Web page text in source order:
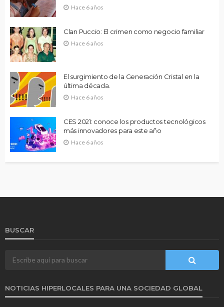
Hace 6 años
Clan Puccio: El crimen como negocio familiar
Hace 6 años
El surgimiento de la Generación Cristal en la
última década.
Hace 6 años
CES 2021: conoce los productos tecnológicos
más innovadores para este año
Hace 6 años
BUSCAR
NOTICIAS HIPERLOCALES PARA UNA SOCIEDAD GLOBAL